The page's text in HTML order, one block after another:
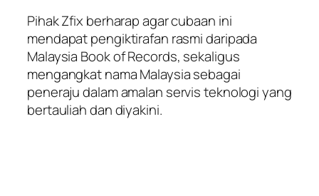
Pihak Zfix berharap agar cubaan ini
mendapat pengiktirafan rasmi daripada
Malaysia Book of Records, sekaligus
mengangkat nama Malaysia sebagai
peneraju dalam amalan servis teknologi yang
bertauliah dan diyakini.